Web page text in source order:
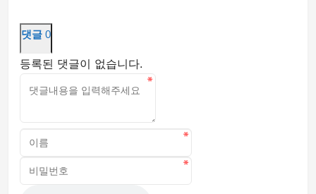
댓글 0
등록된 댓글이 없습니다.